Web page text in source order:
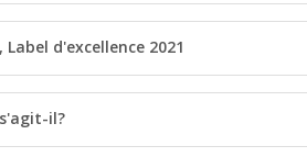
d'excellence 2021
il?